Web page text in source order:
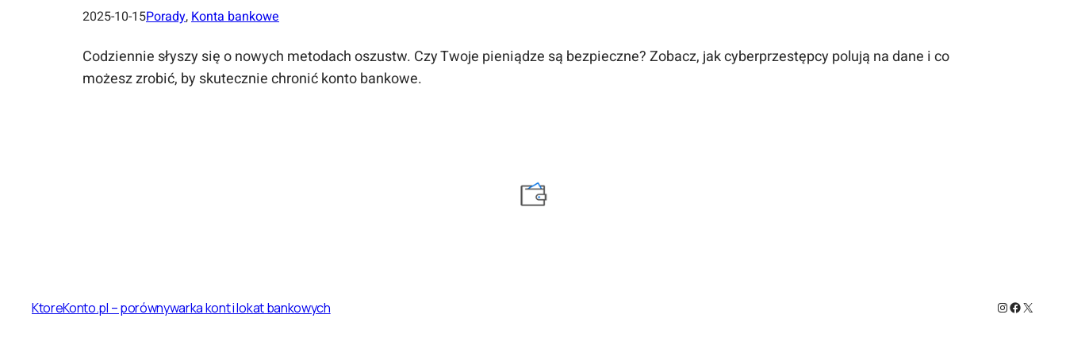
2025-10-15Porady, Konta bankowe
Codziennie słyszy się o nowych metodach oszustw. Czy Twoje pieniądze są bezpieczne? Zobacz, jak cyberprzestępcy polują na dane i co
możesz zrobić, by skutecznie chronić konto bankowe.
KtoreKonto.pl – porównywarka kont i lokat bankowych Instagram
Facebook
X